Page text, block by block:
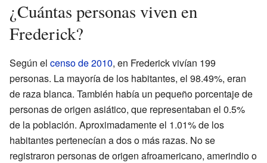
¿Cuántas personas viven en
Frederick?
Según el censo de 2010, en Frederick vivían 199
personas. La mayoría de los habitantes, el 98.49%, eran
de raza blanca. También había un pequeño porcentaje de
personas de origen asiático, que representaban el 0.5%
de la población. Aproximadamente el 1.01% de los
habitantes pertenecían a dos o más razas. No se
registraron personas de origen afroamericano, amerindio o